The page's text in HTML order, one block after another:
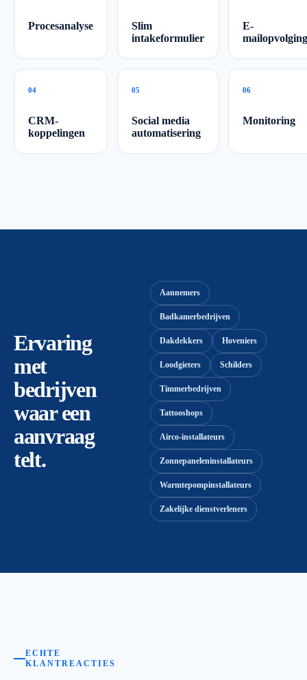
Procesanalyse
Slim
intakeformulier
E-
mailopvolging
04
CRM-
koppelingen
05
Social media
automatisering
06
Monitoring
Ervaring
met
bedrijven
waar een
aanvraag
telt.
Aannemers
Badkamerbedrijven
Dakdekkers Hoveniers
Loodgieters Schilders
Timmerbedrijven
Tattooshops
Airco-installateurs
Zonnepaneleninstallateurs
Warmtepompinstallateurs
Zakelijke dienstverleners
ECHTE
KLANTREACTIES